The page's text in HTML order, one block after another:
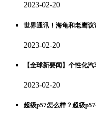
2023-02-20
世界通讯！海龟和老鹰
2023-02-20
【全球新要闻】个性化
2023-02-20
超级p57怎么样？超级